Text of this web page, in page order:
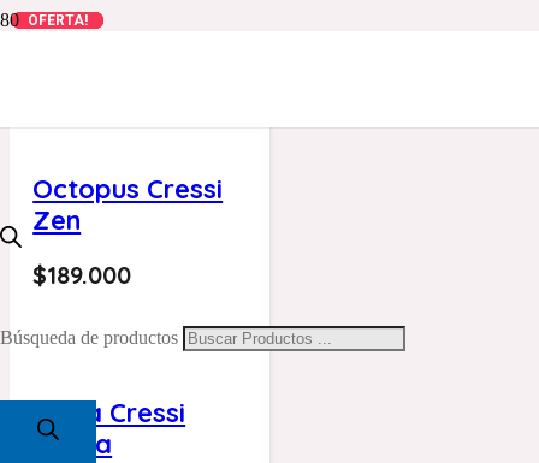
Búsqueda de productos
Octopus Cressi
Zen
$189.000
Aleta Cressi
Pluma
OFERTA!
OFERTA!
OFERTA!
OFERTA!
OFERTA!